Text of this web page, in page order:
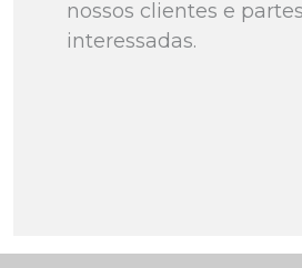
nossos clientes e partes
interessadas.